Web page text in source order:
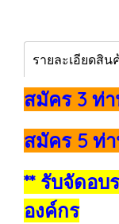
รายละเอียดสิน
สมัคร 3 ท่
สมัคร 5 ท่
** รับจัดอบ
องค์กร